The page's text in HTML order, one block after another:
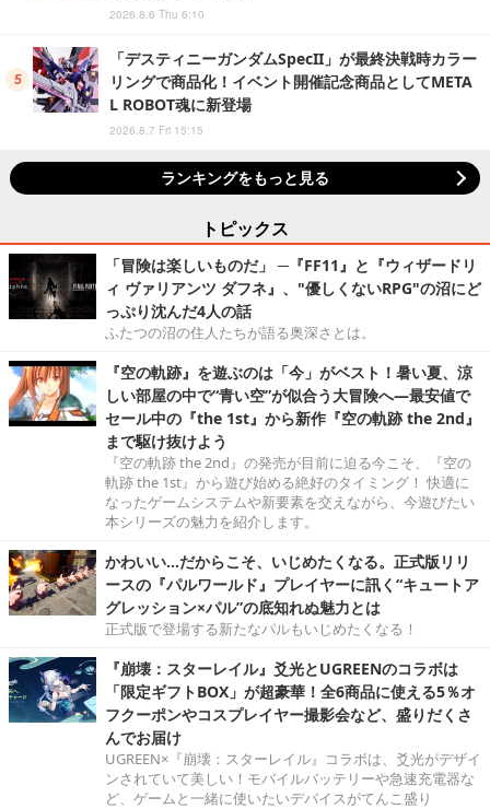
2026.8.6 Thu 6:10
「デスティニーガンダムSpecII」が最終決戦時カラー
リングで商品化！イベント開催記念商品としてMETA
L ROBOT魂に新登場
2026.8.7 Fri 15:15
ランキングをもっと見る
トピックス
「冒険は楽しいものだ」 ─『FF11』と『ウィザードリ
ィ ヴァリアンツ ダフネ』、"優しくないRPG"の沼にど
っぷり沈んだ4人の話
ふたつの沼の住人たちが語る奥深さとは。
『空の軌跡』を遊ぶのは「今」がベスト！暑い夏、涼
しい部屋の中で“青い空”が似合う大冒険へ―最安値で
セール中の『the 1st』から新作『空の軌跡 the 2nd』
まで駆け抜けよう
『空の軌跡 the 2nd』の発売が目前に迫る今こそ、『空の
軌跡 the 1st』から遊び始める絶好のタイミング！ 快適に
なったゲームシステムや新要素を交えながら、今遊びたい
本シリーズの魅力を紹介します。
かわいい…だからこそ、いじめたくなる。正式版リリ
ースの『パルワールド』プレイヤーに訊く“キュートア
グレッション×パル”の底知れぬ魅力とは
正式版で登場する新たなパルもいじめたくなる！
『崩壊：スターレイル』爻光とUGREENのコラボは
「限定ギフトBOX」が超豪華！全6商品に使える5％オ
フクーポンやコスプレイヤー撮影会など、盛りだくさ
んでお届け
UGREEN×『崩壊：スターレイル』コラボは、爻光がデザイ
ンされていて美しい！モバイルバッテリーや急速充電器な
ど、ゲームと一緒に使いたいデバイスがてんこ盛り